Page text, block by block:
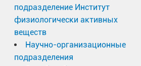
подразделение Институт
физиологически активных
веществ
Научно-организационные
подразделения